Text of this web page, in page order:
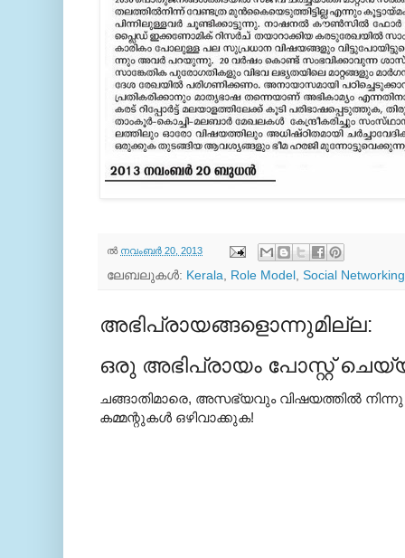
ല്‍ നവംബർ 20, 2013
ലേബലുകള്‍: Kerala Role Model Social
അഭിപ്രായങ്ങളൊന്നുമില്ല:
ഒരു അഭിപ്രായം പോസ്റ്റ്
ചങ്ങാതിമാരെ, അസഭ്യവും വിഷയത്തില്‍ നിന്നു
കമ്മന്റുകള്‍ ഒഴിവാക്കുക!